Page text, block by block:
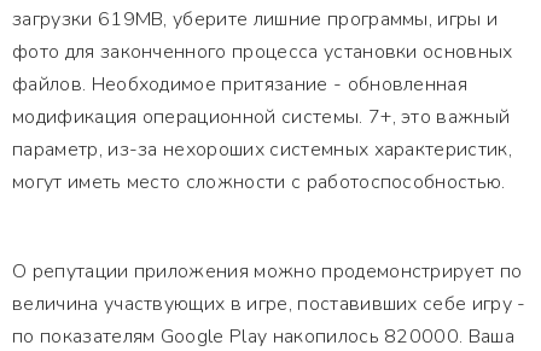
загрузки 619MB, уберите лишние программы, игры и
фото для законченного процесса установки основных
файлов. Необходимое притязание - обновленная
модификация операционной системы. 7+, это важный
параметр, из-за нехороших системных характеристик,
могут иметь место сложности с работоспособностью.
О репутации приложения можно продемонстрирует по
величина участвующих в игре, поставивших себе игру -
по показателям Google Play накопилось 820000. Ваша